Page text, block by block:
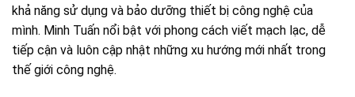
khả năng sử dụng và bảo dưỡng thiết bị công nghệ của
mình. Minh Tuấn nổi bật với phong cách viết mạch lạc, dễ
tiếp cận và luôn cập nhật những xu hướng mới nhất trong
thế giới công nghệ.